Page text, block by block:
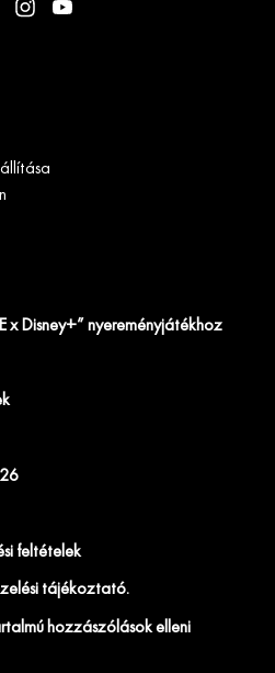
x Disney+” nyereményjátékhoz
feltételek
tájékoztató.
hozzászólások elleni